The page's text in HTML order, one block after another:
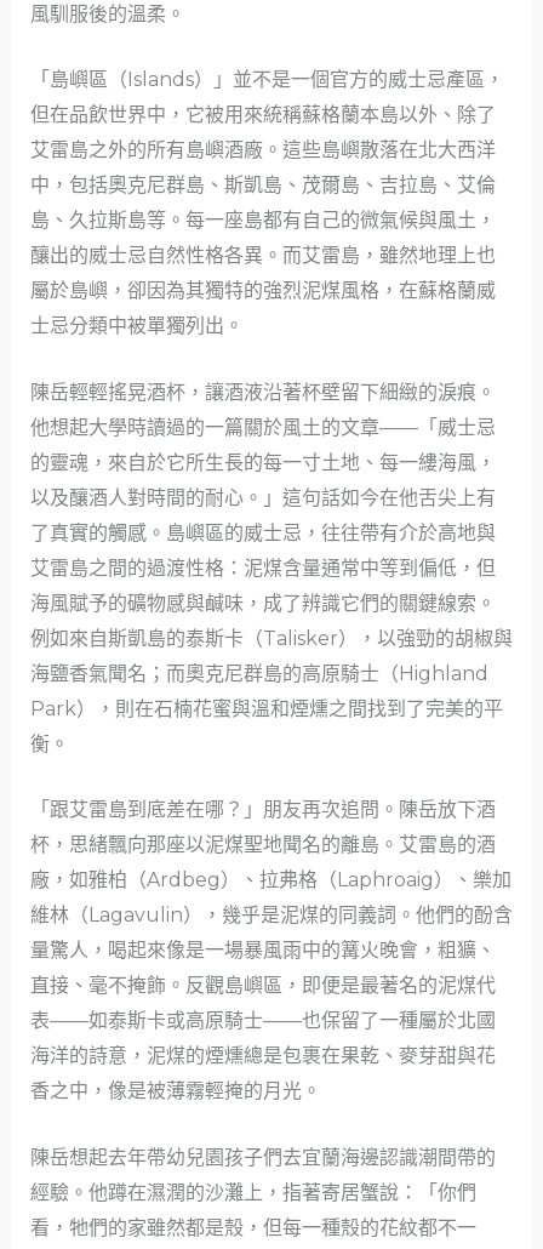
風馴服後的溫柔。
「島嶼區（Islands）」並不是一個官方的威士忌產區，
但在品飲世界中，它被用來統稱蘇格蘭本島以外、除了
艾雷島之外的所有島嶼酒廠。這些島嶼散落在北大西洋
中，包括奧克尼群島、斯凱島、茂爾島、吉拉島、艾倫
島、久拉斯島等。每一座島都有自己的微氣候與風土，
釀出的威士忌自然性格各異。而艾雷島，雖然地理上也
屬於島嶼，卻因為其獨特的強烈泥煤風格，在蘇格蘭威
士忌分類中被單獨列出。
陳岳輕輕搖晃酒杯，讓酒液沿著杯壁留下細緻的淚痕。
他想起大學時讀過的一篇關於風土的文章——「威士忌
的靈魂，來自於它所生長的每一寸土地、每一縷海風，
以及釀酒人對時間的耐心。」這句話如今在他舌尖上有
了真實的觸感。島嶼區的威士忌，往往帶有介於高地與
艾雷島之間的過渡性格：泥煤含量通常中等到偏低，但
海風賦予的礦物感與鹹味，成了辨識它們的關鍵線索。
例如來自斯凱島的泰斯卡（Talisker），以強勁的胡椒與
海鹽香氣聞名；而奧克尼群島的高原騎士（Highland
Park），則在石楠花蜜與溫和煙燻之間找到了完美的平
衡。
「跟艾雷島到底差在哪？」朋友再次追問。陳岳放下酒
杯，思緒飄向那座以泥煤聖地聞名的離島。艾雷島的酒
廠，如雅柏（Ardbeg）、拉弗格（Laphroaig）、樂加
維林（Lagavulin），幾乎是泥煤的同義詞。他們的酚含
量驚人，喝起來像是一場暴風雨中的篝火晚會，粗獷、
直接、毫不掩飾。反觀島嶼區，即便是最著名的泥煤代
表——如泰斯卡或高原騎士——也保留了一種屬於北國
海洋的詩意，泥煤的煙燻總是包裹在果乾、麥芽甜與花
香之中，像是被薄霧輕掩的月光。
陳岳想起去年帶幼兒園孩子們去宜蘭海邊認識潮間帶的
經驗。他蹲在濕潤的沙灘上，指著寄居蟹說：「你們
看，牠們的家雖然都是殼，但每一種殼的花紋都不一